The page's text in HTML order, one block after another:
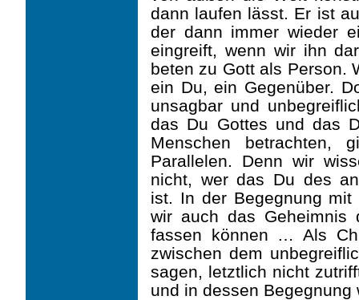
dann laufen lässt. Er ist
der dann immer wieder
eingreift, wenn wir ihn
beten zu Gott als Person.
ein Du, ein Gegenüber.
unsagbar und
das Du Gottes und das
Menschen betrachten,
Paral­lelen. Denn wir
nicht, wer das Du des
ist. In der Begegnung mit
wir auch das Geheimnis
fassen können … Als
zwischen dem
sagen, letztlich nicht
und in dessen Begegnung